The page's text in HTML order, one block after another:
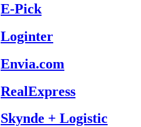
E-Pick
Loginter
Envia.com
RealExpress
Skynde + Logistic